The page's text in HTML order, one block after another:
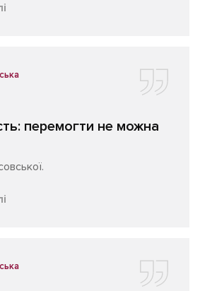
перемогти не можна